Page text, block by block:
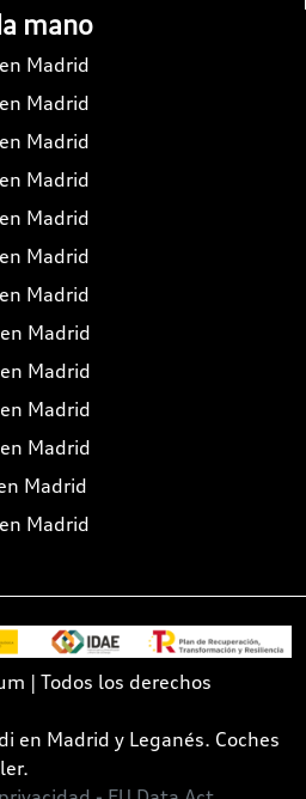
mano
Madrid
Madrid
Madrid
Madrid
Madrid
Madrid
Madrid
Madrid
Madrid
Madrid
Madrid
Madrid
Madrid
| Todos los derechos
en Madrid y Leganés. Coches